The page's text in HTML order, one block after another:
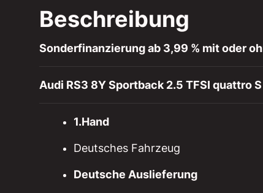
Beschreibung
Sonderfinanzierung ab 3,99 % mit oder
Audi RS3 8Y Sportback 2.5 TFSI quattro
1.Hand
Deutsches Fahrzeug
Deutsche Auslieferung